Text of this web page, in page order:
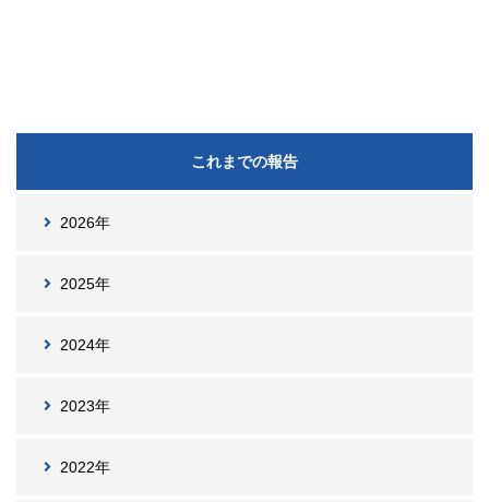
これまでの報告
2026年
2025年
2024年
2023年
2022年